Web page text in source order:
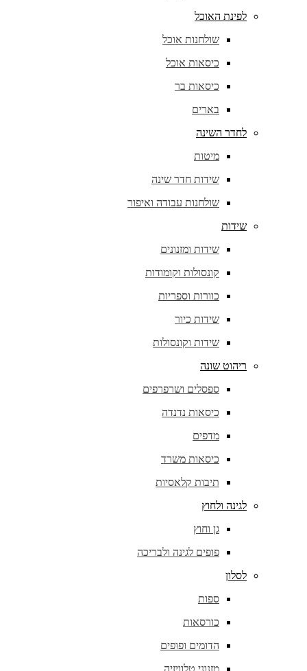
לפינת האוכל
שולחנות אוכל
כיסאות אוכל
כיסאות בר
בארים
לחדר השינה
מיטות
שידות חדר שינה
שולחנות עבודה ואיפור
שידות
שידות ומזנונים
קונסולות וקומודות
כוורות וספריות
שידות כיור
שידות וקונסולות
ריהוט שונה
ספסלים ושרפרפים
כיסאות נדנדה
מדפים
כיסאות משרד
תיבות קלאסיות
לגינה ולחוץ
גן וחוץ
פופים לגינה ולבריכה
לסלון
ספות
כורסאות
הדומים ופופים